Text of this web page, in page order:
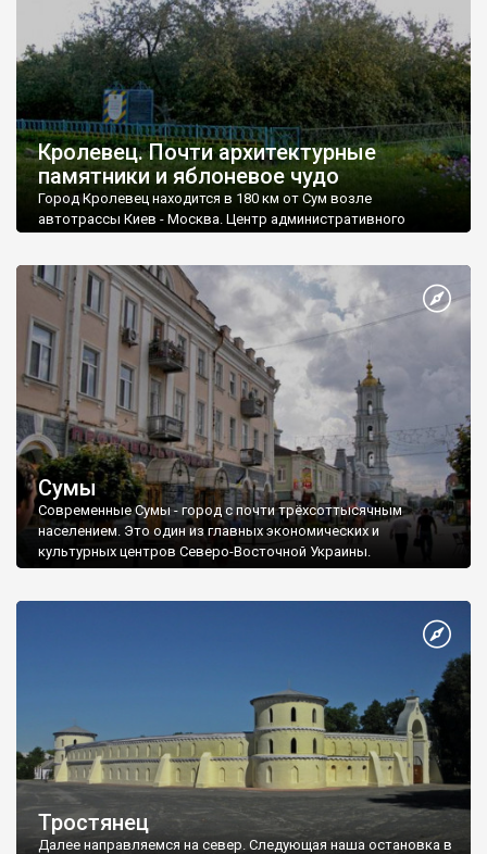
Кролевец. Почти архитектурные
памятники и яблоневое чудо
Город Кролевец находится в 180 км от Сум возле
автотрассы Киев - Москва. Центр административного
Сумы
Современные Сумы - город с почти трёхсоттысячным
населением. Это один из главных экономических и
культурных центров Северо-Восточной Украины.
Тростянец
Далее направляемся на север. Следующая наша остановка в